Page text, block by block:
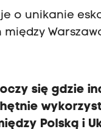
o unikanie
się gdzie
Polską i